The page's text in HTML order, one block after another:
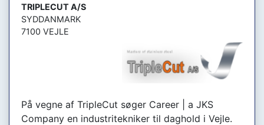
TRIPLECUT A/S
SYDDANMARK
7100 VEJLE
På vegne af TripleCut søger Career | a JKS
Company en industritekniker til daghold i Vejle.